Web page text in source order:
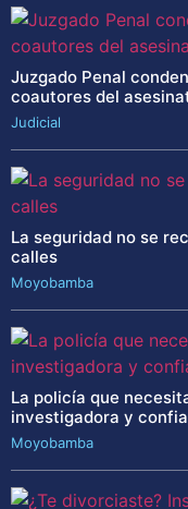
Juzgado Penal
coautores del
Judicial
La seguridad no se
calles
Moyobamba
La policía que
investigadora y
Moyobamba